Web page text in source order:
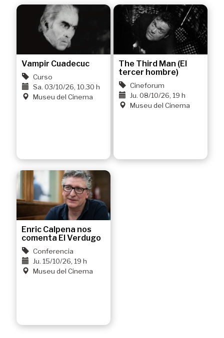
Vampir Cuadecuc
Curso
Sa. 03/10/26, 10.30 h
Museu del Cinema
The Third Man (El
tercer hombre)
Cineforum
Ju. 08/10/26, 19 h
Museu del Cinema
Enric Calpena nos
comenta El Verdugo
Conferencia
Ju. 15/10/26, 19 h
Museu del Cinema